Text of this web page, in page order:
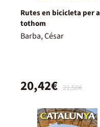
Rutes en bicicleta per a
tothom
Barba, César
21,50€
20,42€